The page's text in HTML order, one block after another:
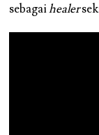
sebagaihealer